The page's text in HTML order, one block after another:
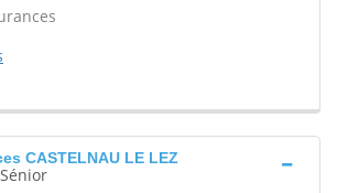
CASTELNAU LE LEZ